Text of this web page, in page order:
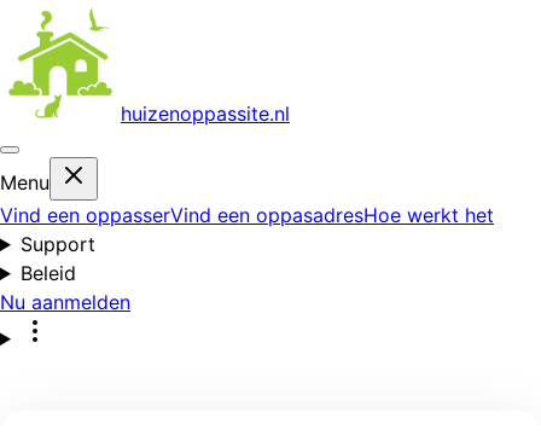
huizenoppassite.nl
Menu
Vind een oppasserVind een oppasadresHoe werkt het
Support
Beleid
Nu aanmelden